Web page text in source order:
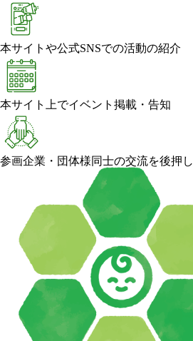
本サイトや公式SNSでの活動の紹介
本サイト上でイベント掲載・告知
参画企業・団体様同士の交流を後押し